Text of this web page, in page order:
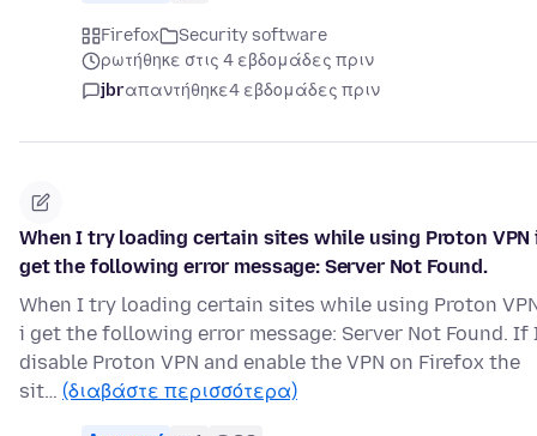
Firefox
Security software
ρωτήθηκε στις 4 εβδομάδες πριν
jbrαπαντήθηκε4 εβδομάδες πριν
When I try loading certain sites while using Proton VPN
get the following error message: Server Not Found.
When I try loading certain sites while using Proton
i get the following error message: Server Not Found. If
disable Proton VPN and enable the VPN on Firefox the
sit… (διαβάστε περισσότερα)